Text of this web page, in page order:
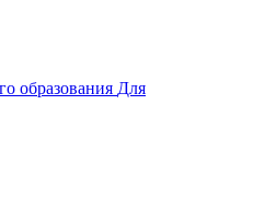
образования Для